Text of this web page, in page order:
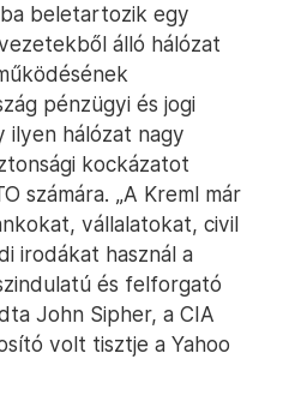
beletartozik egy
álló hálózat
pénzügyi és jogi
ilyen hálózat nagy
kockázatot
számára. „A Kreml már
vállalatokat, civil
irodákat használ a
és felforgató
John Sipher, a CIA
volt tisztje a Yahoo